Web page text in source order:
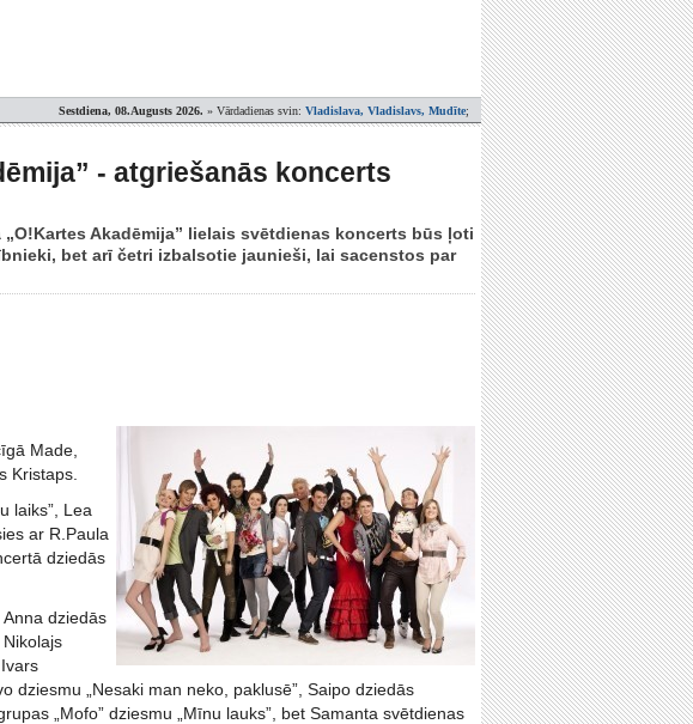
Sestdiena, 08.Augusts 2026. » Vārdadienas svin: Vladislava, Vladislavs, Mudīte;
- atgriešanās koncerts
Akadēmija” lielais svētdienas koncerts būs ļoti
bet arī četri izbalsotie jaunieši, lai sacenstos par
Made,
Kristaps.
laiks”, Lea
ar R.Paula
dziedās
dziedās
dziesmu „Nesaki man neko, paklusē”, Saipo dziedās
„Mofo” dziesmu „Mīnu lauks”, bet Samanta svētdienas